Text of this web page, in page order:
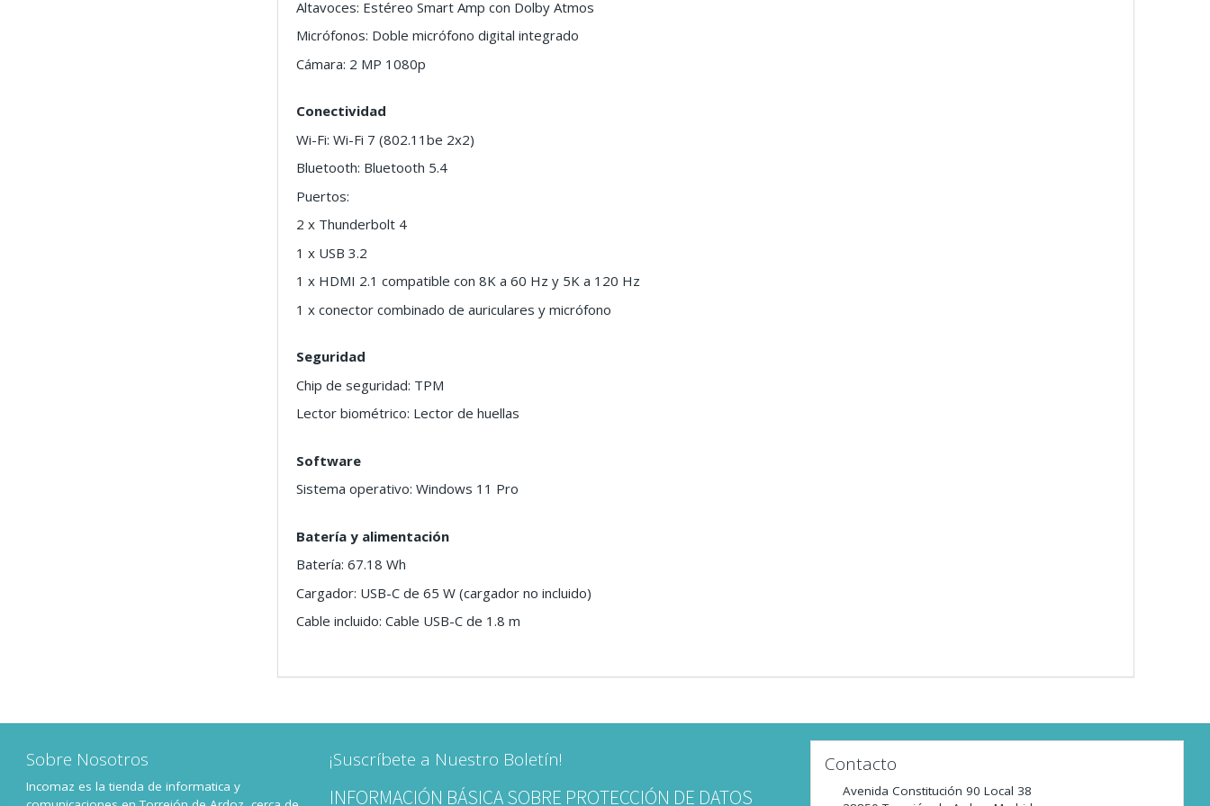
Altavoces: Estéreo Smart Amp con Dolby Atmos
Micrófonos: Doble micrófono digital integrado
Cámara: 2 MP 1080p
Conectividad
Wi-Fi: Wi-Fi 7 (802.11be 2x2)
Bluetooth: Bluetooth 5.4
Puertos:
2 x Thunderbolt 4
1 x USB 3.2
1 x HDMI 2.1 compatible con 8K a 60 Hz y 5K a 120 Hz
1 x conector combinado de auriculares y micrófono
Seguridad
Chip de seguridad: TPM
Lector biométrico: Lector de huellas
Software
Sistema operativo: Windows 11 Pro
Batería y alimentación
Batería: 67.18 Wh
Cargador: USB-C de 65 W (cargador no incluido)
Cable incluido: Cable USB-C de 1.8 m
Sobre Nosotros
Incomaz es la tienda de informatica y
¡Suscríbete a Nuestro Boletín!
INFORMACIÓN BÁSICA SOBRE PROTECCIÓN DE DATOS
Contacto
Avenida Constitución 90 Local 38